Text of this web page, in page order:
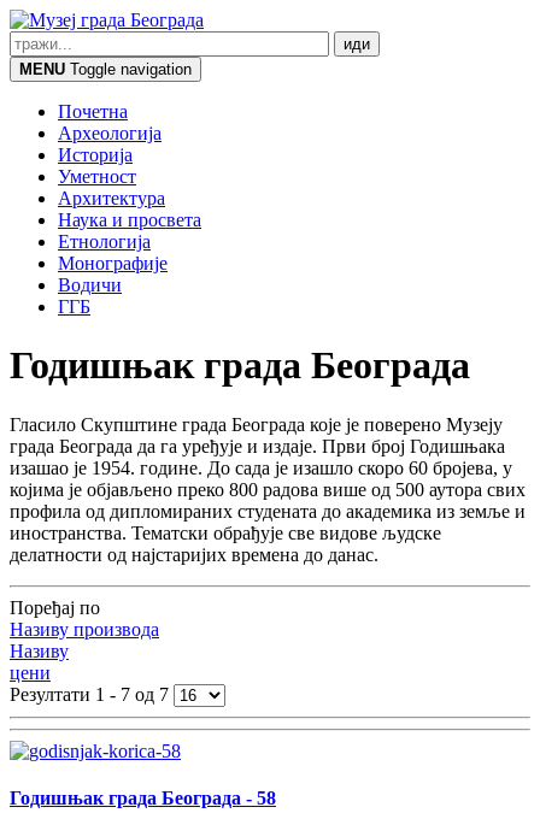
MENU Toggle navigation
Почетна
Археологија
Историја
Уметност
Архитектура
Наука и просвета
Етнологија
Монографије
Водичи
ГГБ
Годишњак града Београда
Гласило Скупштине града Београда које је поверено Музеју
града Београда да га уређује и издаје. Први број Годишњака
изашао је 1954. године. До сада је изашло скоро 60 бројева, у
којима је објављено преко 800 радова више од 500 аутора свих
профила од дипломираних студената до академика из земље и
иностранства. Тематски обрађује све видове људске
делатности од најстаријих времена до данас.
Поређај по
Називу производа
Називу
цени
Резултати 1 - 7 од 7
Годишњак града Београда - 58